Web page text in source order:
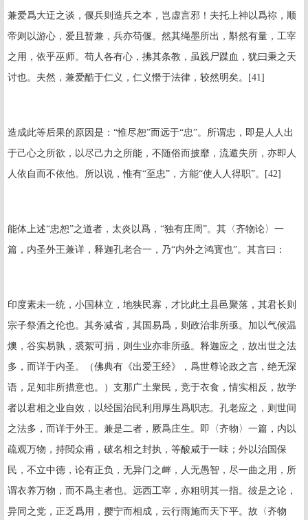
兼爱爲大迂之谈，偃兵则造兵之本，岂虚言邪！夫托上神以爲祢，顺
帝则以游心，爱且暂兼，兵亦苟偃。然其绳墨所出，斠然有量，工宰
之用，依乎巫师。苟人各有心，拂其条教，虽践尸蹀血，犹曰秉之天
讨也。夫然，兼爱酷于仁义，仁义憯于法律，较然明矣。[41]
造成此等后果的原因是：“惟尽恕”而远于“忠”。所谓忠，即是人人出
于己心之所欲，以尽己力之所能，不随俗而披靡，流遁失所，亦即人
人依自而不依他。所以说，惟有“至忠”，方能“使人人得职”。
[42]
能体上述“忠恕”之道者，太炎以爲，“独有庄周”。其〈齐物论〉一
篇，内圣外王兼详，释迦孔老合一，乃“内外之鸿寳也”。其言曰：
印度素未一统，小国林立，地狭民寡，才比此土县邑聚落，其君长则
宗子祭酒之伦也。其务减省，其国易爲，则政治非所亟。加以气候温
燠，谷实易孰，裘絮可捐，则生业亦非所亟。释迦应之，故出世之法
多，而详于内圣。（佛典有《出爱王经》，爲世尊论政之言，绝无深
语，足知非所措意也。）支那广土衆民，竞于衣食，情实相反，故学
者以君相之业自效，以经国治民利用厚生爲职志。孔老应之，则世间
之法多，而详于外王。兼是二者，厥爲庄生。即〈齐物〉一篇，内以
疏观万物，持閲众甫，破名相之封执，等酸咸于一味；外以治国保
民，不立中德，论有正负，无异门之衅，人无愚智，尽一曲之用，所
谓衣养万物，而不爲主者也。远西工宰，亦粗明其一指。彼是之论，
异同之党，正乏爲用，撄宁而相成，云行雨施而天下平。故〈齐物